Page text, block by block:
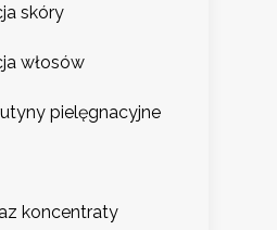
skóry
włosów
pielęgnacyjne
koncentraty